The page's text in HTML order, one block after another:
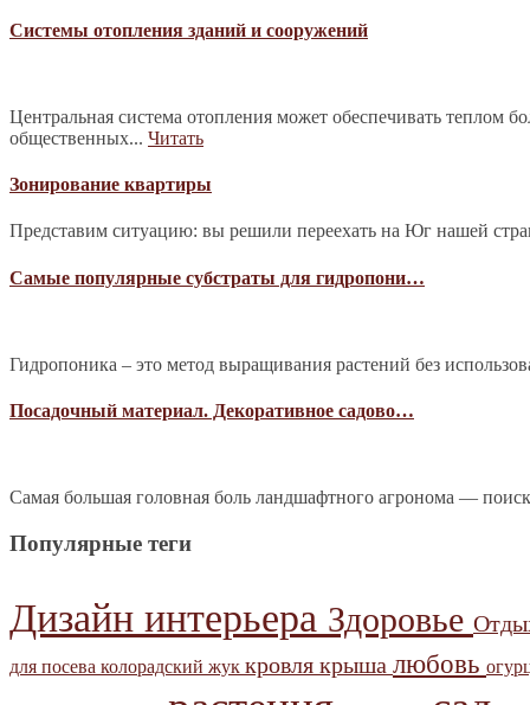
Системы отопления зданий и сооружений
Центральная система отопления может обеспечивать
общественных... Читать
Зонирование квартиры
Представим ситуацию: вы решили переехать на Юг нашей
Самые популярные субстраты для гидропони…
Гидропоника – это метод выращивания растений без
Посадочный материал. Декоративное садово…
Самая большая головная боль ландшафтного агронома —
Популярные теги
Дизайн интерьера Здоровье
для посева колорадский жук кровля крыша любовь